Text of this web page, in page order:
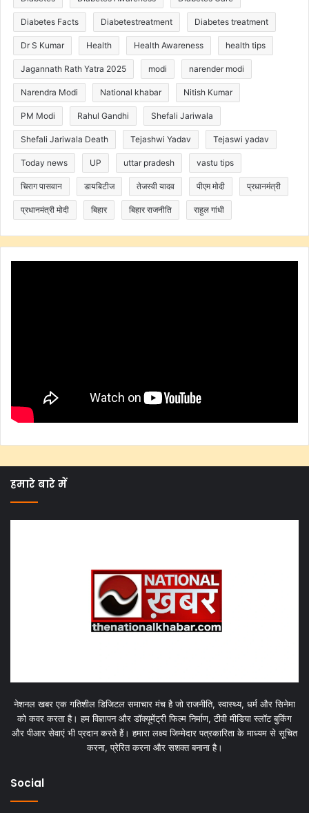
Diabetes Facts Diabetestreatment Diabetes treatment
Dr S Kumar Health Health Awareness health tips
Jagannath Rath Yatra 2025 modi narender modi
Narendra Modi National khabar Nitish Kumar
PM Modi Rahul Gandhi Shefali Jariwala
Shefali Jariwala Death Tejashwi Yadav Tejaswi yadav
Today news UP uttar pradesh vastu tips
चिराग पासवान डायबिटीज तेजस्वी यादव पीएम मोदी प्रधानमंत्री
प्रधानमंत्री मोदी बिहार बिहार राजनीति राहुल गांधी
हमारे बारे में
नेशनल खबर एक गतिशील डिजिटल समाचार मंच है जो राजनीति, स्वास्थ्य, धर्म और सिनेमा
को कवर करता है। हम विज्ञापन और डॉक्यूमेंट्री फिल्म निर्माण, टीवी मीडिया स्लॉट बुकिंग
और पीआर सेवाएं भी प्रदान करते हैं। हमारा लक्ष्य जिम्मेदार पत्रकारिता के माध्यम से सूचित
करना, प्रेरित करना और सशक्त बनाना है।
Social